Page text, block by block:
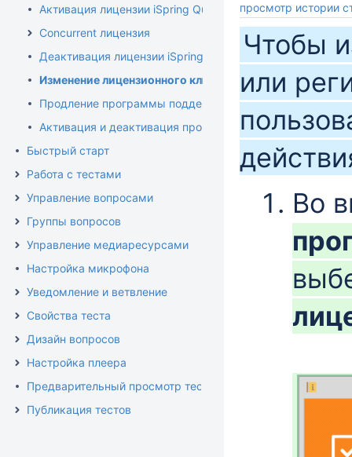
Активация лицензии iSpring QuizMaker
Concurrent лицензия
Деактивация лицензии iSpring QuizMaker
Изменение лицензионного ключа или
Продление программы поддержки
Активация и деактивация программы
Быстрый старт
Работа с тестами
Управление вопросами
Группы вопросов
Управление медиаресурсами
Настройка микрофона
Уведомление и ветвление
Свойства теста
Дизайн вопросов
Настройка плеера
Предварительный просмотр теста
Публикация тестов
просмотр истории
Чтобы
или
Во